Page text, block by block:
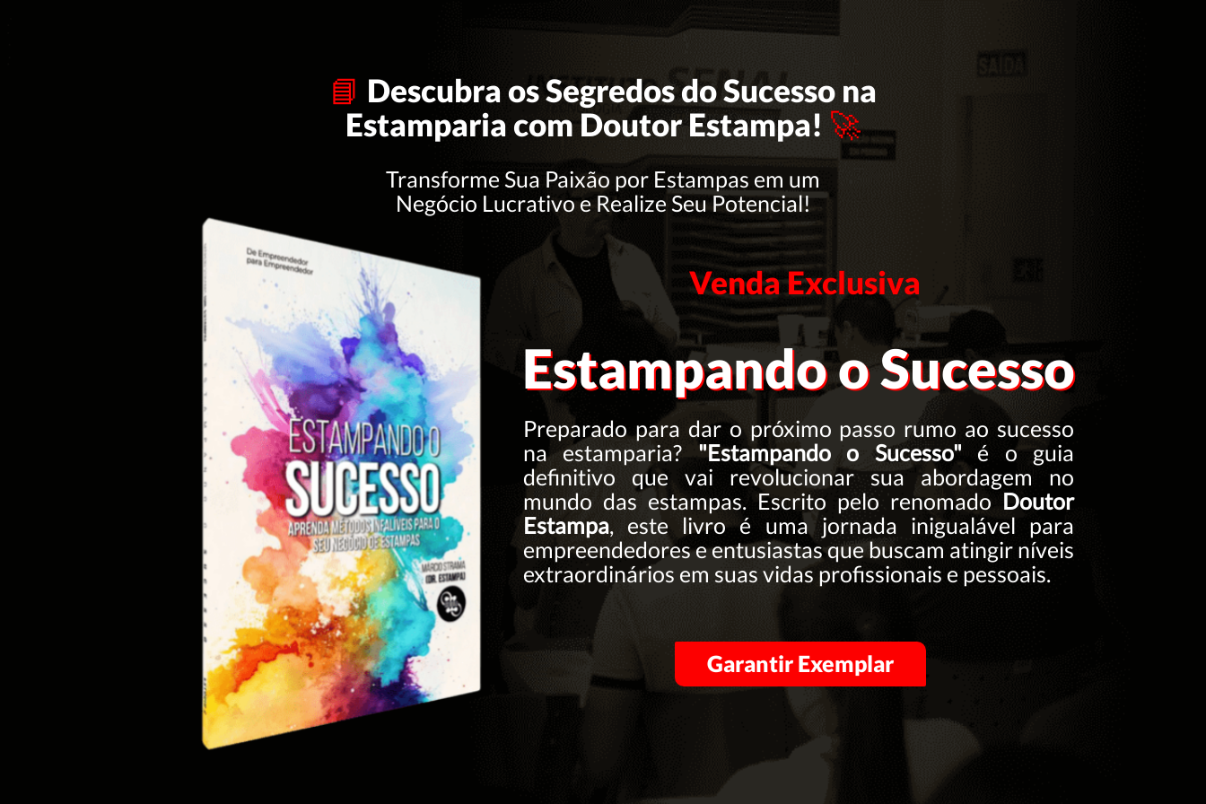
📘 Descubra os Segredos do Sucesso na
Estamparia com Doutor Estampa! 🚀
Venda Exclusiva
Estampando o Sucesso
Transforme Sua Paixão por Estampas em um
Negócio Lucrativo e Realize Seu Potencial!
Garantir Exemplar
Preparado para dar o próximo passo rumo ao sucesso
na estamparia?"Estampando o Sucesso" é o guia
definitivo que vai revolucionar sua abordagem no
mundo das estampas. Escrito pelo renomado Doutor
Estampa, este livro é uma jornada inigualável para
empreendedores e entusiastas que buscam atingir níveis
extraordinários em suas vidas profissionais e pessoais.